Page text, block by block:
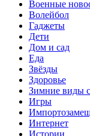
Военные
Волейбол
Гаджеты
Дети
Дом и сад
Еда
Звёзды
Здоровье
Зимние виды
Игры
Интернет
Истории